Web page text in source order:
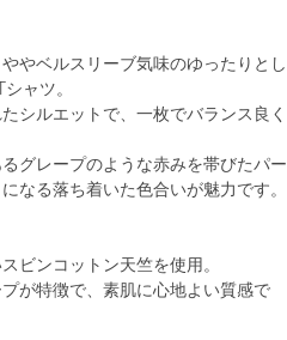
やベルスリーブ気味のゆったりとし
ャツ。
シルエットで、一枚でバランス良く
グレープのような赤みを帯びたパー
なる落ち着いた色合いが魅力です。
ビンコットン天竺を使用。
が特徴で、素肌に心地よい質感で